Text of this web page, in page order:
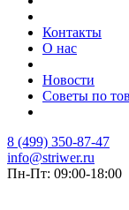
Контакты
О нас
Новости
Советы по
8 (499) 350-87-47
info@striwer.ru
Пн-Пт: 09:00-18:00